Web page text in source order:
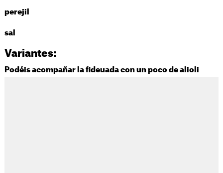
perejil
sal
Variantes:
Podéis acompañar la fideuada con un poco de alioli